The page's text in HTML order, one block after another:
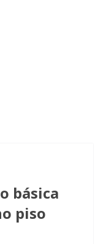
básica
piso